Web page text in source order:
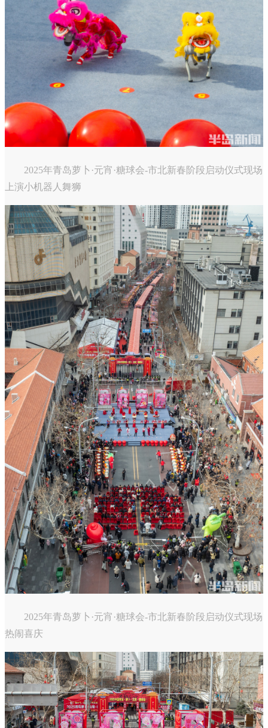
2025年青岛萝卜·元宵·糖球会-市北新春阶段启动仪式现场
上演小机器人舞狮
2025年青岛萝卜·元宵·糖球会-市北新春阶段启动仪式现场
热闹喜庆